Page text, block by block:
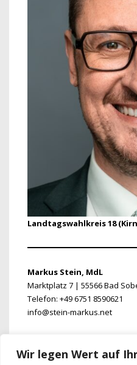
Wir legen Wert auf
Landtagswahlkreis 18
Markus Stein, MdL
Marktplatz 7 | 55566 Bad
Telefon: +49 6751 8590621
info@stein-markus.net